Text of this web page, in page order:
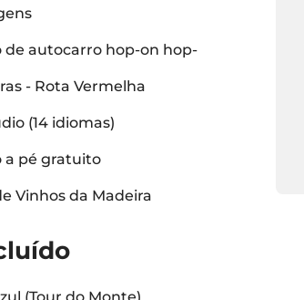
de autocarro hop-on hop-
- Rota Vermelha
(14 idiomas)
a pé gratuito
Vinhos da Madeira